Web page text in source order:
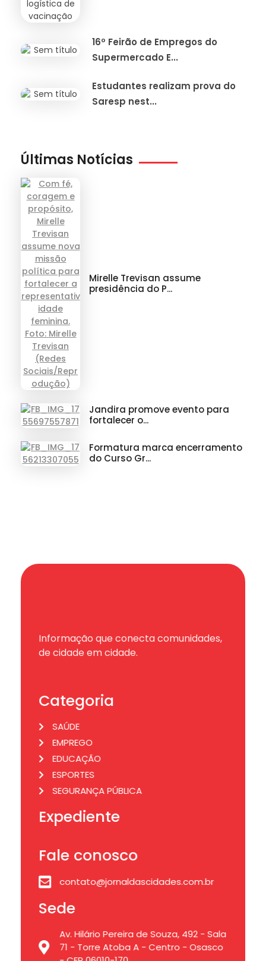
16º Feirão de Empregos do
Supermercado E...
Estudantes realizam prova do
Saresp nest...
Últimas Notícias
Mirelle Trevisan assume
presidência do P...
Jandira promove evento para
fortalecer o...
Formatura marca encerramento
do Curso Gr...
Informação que conecta comunidades,
de cidade em cidade.
Categoria
SAÚDE
EMPREGO
EDUCAÇÃO
ESPORTES
SEGURANÇA PÚBLICA
Expediente
Fale conosco
contato@jornaldascidades.com.br
Sede
Av. Hilário Pereira de Souza, 492 - Sala
71 - Torre Atoba A - Centro - Osasco